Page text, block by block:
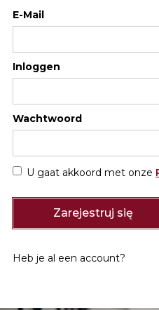
E-Mail
Inloggen
Wachtwoord
U gaat akkoord met onze
Heb je al een account?